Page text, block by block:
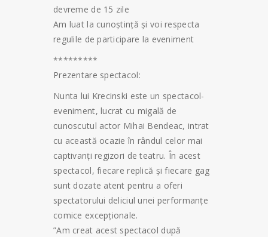
devreme de 15 zile
Am luat la cunoștință și voi respecta
regulile de participare la eveniment
*********
Prezentare spectacol:
Nunta lui Krecinski este un spectacol-
eveniment, lucrat cu migală de
cunoscutul actor Mihai Bendeac, intrat
cu această ocazie în rândul celor mai
captivanți regizori de teatru. În acest
spectacol, fiecare replică și fiecare gag
sunt dozate atent pentru a oferi
spectatorului deliciul unei performanțe
comice excepționale.
”Am creat acest spectacol după